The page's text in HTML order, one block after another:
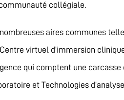
collégiale.
aires communes
virtuel d’immersion
qui comptent une
et Technologies